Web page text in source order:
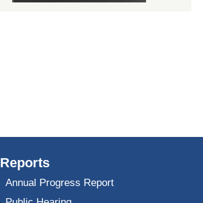
Reports
Annual Progress Report